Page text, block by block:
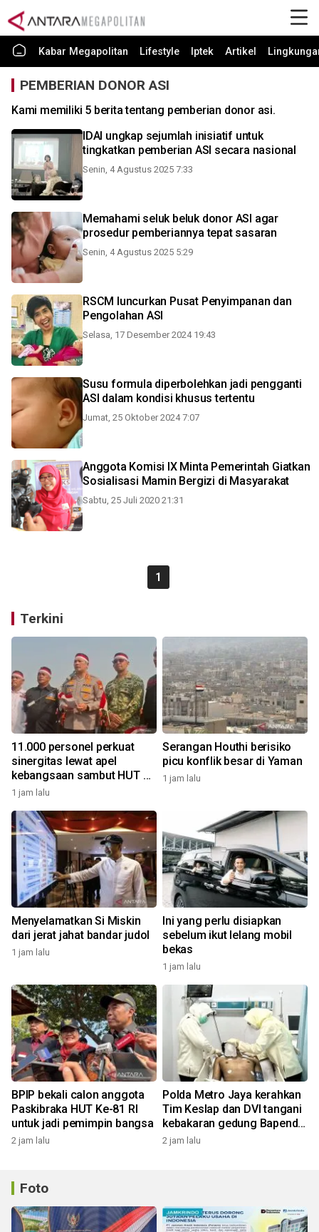
Kabar Megapolitan Lifestyle Iptek Artikel
PEMBERIAN DONOR ASI
Kami memiliki 5 berita tentang pemberian donor asi.
IDAI ungkap sejumlah inisiatif untuk
tingkatkan pemberian ASI secara nasional
Senin, 4 Agustus 2025 7:33
Memahami seluk beluk donor ASI agar
prosedur pemberiannya tepat sasaran
Senin, 4 Agustus 2025 5:29
RSCM luncurkan Pusat Penyimpanan dan
Pengolahan ASI
Selasa, 17 Desember 2024 19:43
Susu formula diperbolehkan jadi pengganti
ASI dalam kondisi khusus tertentu
Jumat, 25 Oktober 2024 7:07
Anggota Komisi IX Minta Pemerintah Giatkan
Sosialisasi Mamin Bergizi di Masyarakat
Sabtu, 25 Juli 2020 21:31
1
Terkini
11.000 personel perkuat
sinergitas lewat apel
kebangsaan sambut HUT RI
di kawasan Monas
1 jam lalu
Serangan Houthi berisiko
picu konflik besar di Yaman
1 jam lalu
Menyelamatkan Si Miskin
dari jerat jahat bandar judol
1 jam lalu
Ini yang perlu disiapkan
sebelum ikut lelang mobil
bekas
1 jam lalu
BPIP bekali calon anggota
Paskibraka HUT Ke-81 RI
untuk jadi pemimpin bangsa
2 jam lalu
Polda Metro Jaya kerahkan
Tim Keslap dan DVI tangani
kebakaran gedung Bapenda
DKI
2 jam lalu
Foto